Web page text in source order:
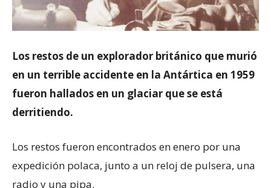
Los restos de un explorador británico que murió
en un terrible accidente en la Antártica en 1959
fueron hallados en un glaciar que se está
derritiendo.
Los restos fueron encontrados en enero por una
expedición polaca, junto a un reloj de pulsera, una
radio y una pipa.